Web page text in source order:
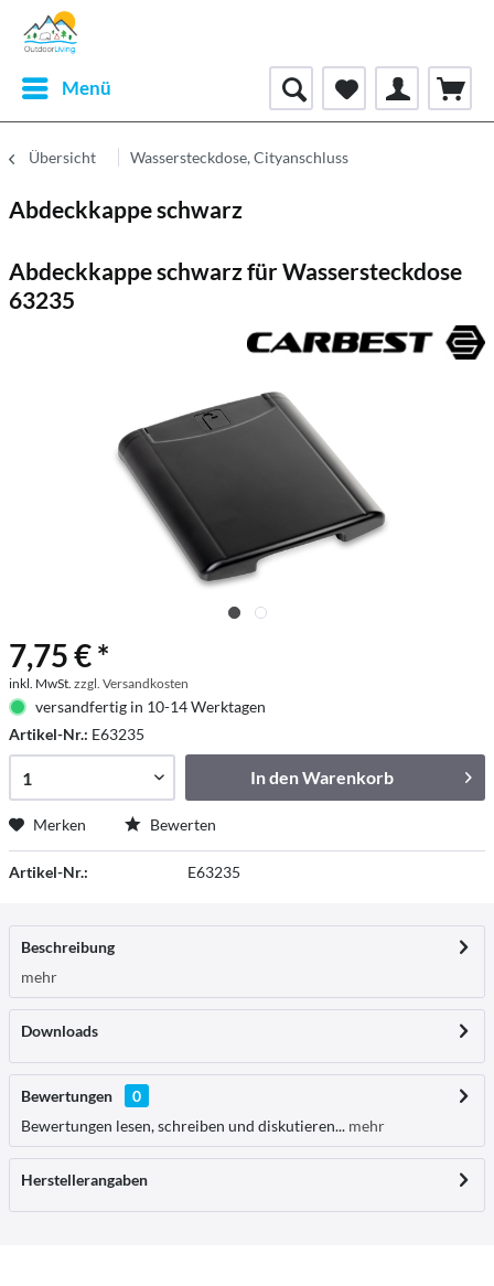
Menü
Übersicht Wassersteckdose, Cityanschluss
Abdeckkappe schwarz
Abdeckkappe schwarz für Wassersteckdose
63235
7,75 € *
inkl. MwSt. zzgl. Versandkosten
versandfertig in 10-14 Werktagen
Artikel-Nr.: E63235
In denWarenkorb
Merken Bewerten
Artikel-Nr.: E63235
Beschreibung
mehr
Downloads
Bewertungen
0
Bewertungen lesen, schreiben und diskutieren... mehr
Herstellerangaben